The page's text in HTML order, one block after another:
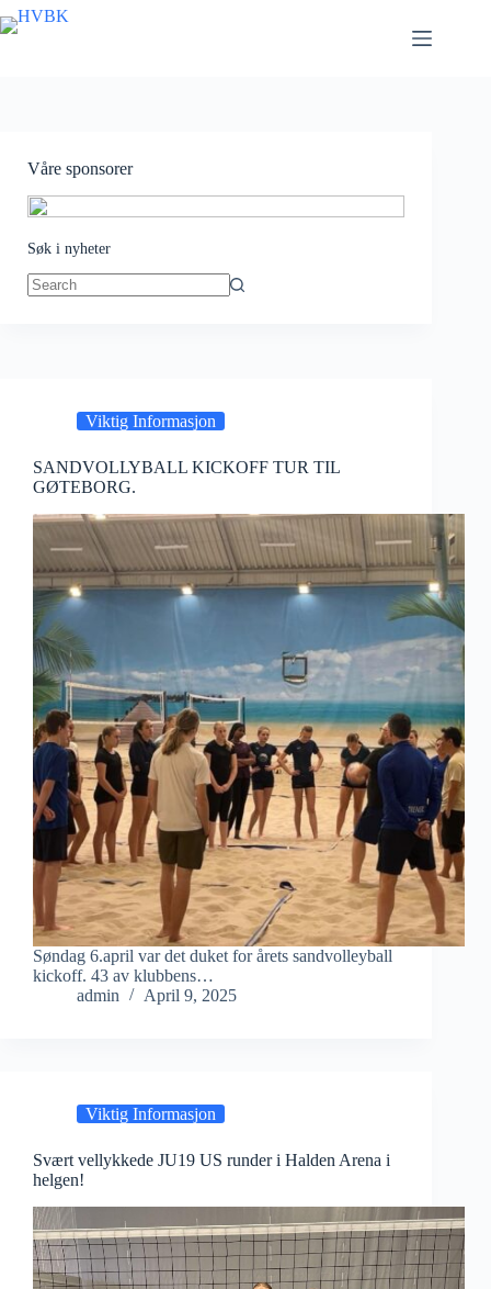
Skip
to
Viktig Informasjon
SANDVOLLYBALL KICKOFF TUR TIL
GØTEBORG.
Søndag 6.april var det duket for årets sandvolleyball
kickoff. 43 av klubbens…
admin
April 9, 2025
Viktig Informasjon
Svært vellykkede JU19 US runder i Halden Arena i
helgen!
Våre sponsorer
Søk i nyheter